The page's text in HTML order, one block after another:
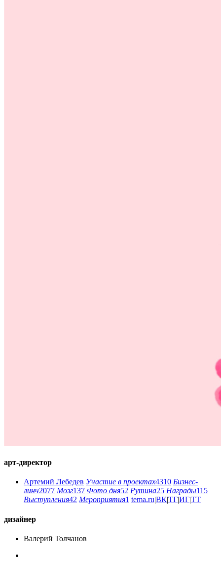
арт-директор
Артемий Лебедев Участие в проектах4310 Бизнес-
линч2077 Мозг137 Фото дня52 Рутина25 Награды115
Выступления42 Мероприятия1 tema.ru|ВК|ТГ|ИГ|ТТ
дизайнер
Валерий Толчанов